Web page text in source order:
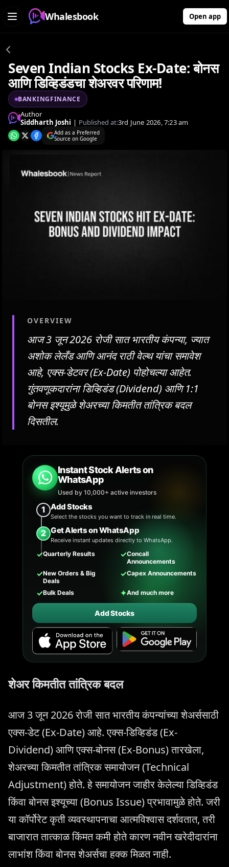
Whalesbook Open app
Seven Indian Stocks Ex-Date: बोनस
आणि डिव्हिडंडचा शेअरवर परिणाम!
BANKINGFINANCE
Author
Siddharth Joshi | Published at:3rd June 2026, 7:23 am
Add as a Preferred
Source on Google
OVERVIEW
आज 3 जून 2026 रोजी सात भारतीय कंपन्या, ज्यात
अशोक लेलँड आणि आनंद राठी वेल्थ यांचा समावेश
आहे, एक्स-डेटवर (Ex-Date) पोहोचल्या आहेत.
गुंतवणूकदारांना डिव्हिडंड (Dividend) आणि 1:1
बोनस इश्यूमुळे शेअरच्या किमतीत तांत्रिक बदल
दिसतील.
Instant Stock Alerts on
WhatsApp
Used by 10,000+ active investors
1 Add Stocks
Select the stocks you want to track in real time.
2 Get Alerts on WhatsApp
Receive instant updates directly to WhatsApp.
✓Quarterly Results ✓Concall
Announcements
✓New Orders & Big
Deals
✓Capex Announcements
✓Bulk Deals ✦And much more
Add Stocks
शेअर किमतीत तांत्रिक बदल
आज 3 जून 2026 रोजी सात भारतीय कंपन्यांच्या शेअर्ससाठी
एक्स-डेट (Ex-Date) आहे. एक्स-डिव्हिडंड (Ex-
Dividend) आणि एक्स-बोनस (Ex-Bonus) तारखेला,
शेअरच्या किमतीत तांत्रिक समायोजन (Technical
Adjustment) होते. हे समायोजन जाहीर केलेल्या डिव्हिडंड
किंवा बोनस इश्यूच्या (Bonus Issue) प्रभावामुळे होते. जरी
या कॉर्पोरेट कृती व्यवस्थापनाचा आत्मविश्वास दर्शवतात, तरी
बाजारात तात्काळ किंमत कमी होते कारण नवीन खरेदीदारांना
लाभांश किंवा बोनस शेअर्सचा हक्क मिळत नाही.